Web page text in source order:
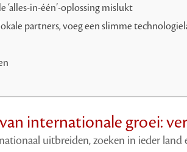
in-één’-oplossing mislukt
partners, voeg een slimme
internationale groei:
uitbreiden, zoeken in ieder land